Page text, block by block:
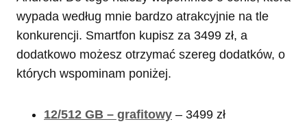
wypada według mnie bardzo atrakcyjnie na tle
konkurencji. Smartfon kupisz za 3499 zł, a
dodatkowo możesz otrzymać szereg dodatków, o
których wspominam poniżej.
12/512 GB – grafitowy – 3499 zł